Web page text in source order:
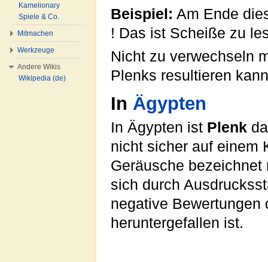
Beispiel: Am Ende
! Das ist Scheiße zu
Nicht zu verwechseln
Plenks resultieren
In Ägypten
In Ägypten ist Plenk
nicht sicher auf einem
Geräusche
sich durch
negative Bewertungen
heruntergefallen ist.
Kamelionary
Spiele & Co.
Mitmachen
Werkzeuge
Andere Wikis
Wikipedia (de)